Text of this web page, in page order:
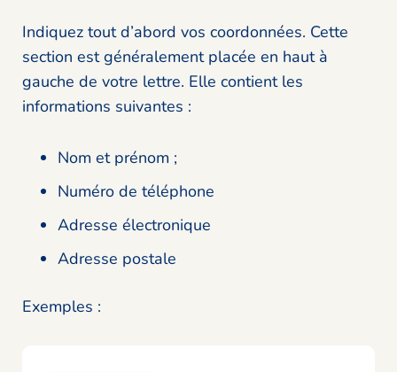
Indiquez tout d’abord vos coordonnées. Cette
section est généralement placée en haut à
gauche de votre lettre. Elle contient les
informations suivantes :
Nom et prénom ;
Numéro de téléphone
Adresse électronique
Adresse postale
Exemples :